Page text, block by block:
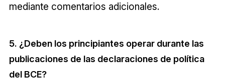
mediante comentarios adicionales.
5. ¿Deben los principiantes operar durante las
publicaciones de las declaraciones de política
del BCE?